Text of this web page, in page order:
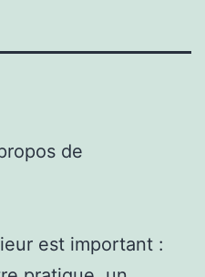
de
est important :